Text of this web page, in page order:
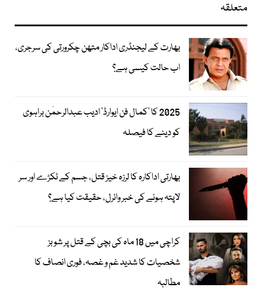
متعلقہ
بھارت کے لیجنڈری اداکار متھن چکرورتی کی سرجری،
اب حالت کیسی ہے؟
2025 کا ’کمال فن ایوارڈ‘ ادیب عبدالرحمٰن براہوی
کو دینے کا فیصلہ
بھارتی اداکارہ کا لرزہ خیز قتل، جسم کے ٹکڑے اور سر
لاپتہ ہونے کی خبر وائرل، حقیقت کیا ہے؟
کراچی میں 18 ماہ کی بچی کے قتل پر شوبز
شخصیات کا شدید غم و غصہ، فوری انصاف کا
مطالبہ